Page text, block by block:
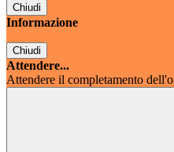
Chiudi
Informazione
Chiudi
Attendere...
Attendere il completamento